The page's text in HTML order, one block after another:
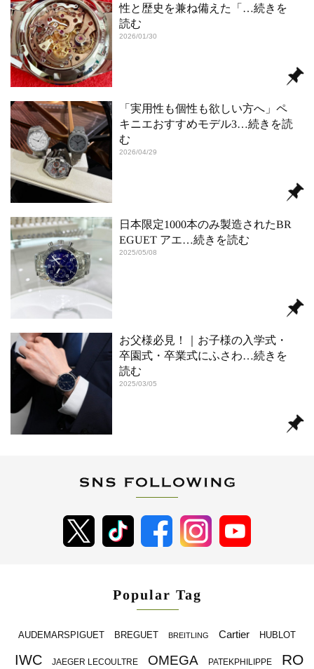
性と歴史を兼ね備えた「 …続きを
読む
2026/01/30
「実用性も個性も欲しい方へ」ペ
キニエおすすめモデル3…続きを読
む
2026/04/29
日本限定1000本のみ製造されたBR
EGUET アエ…続きを読む
2025/05/08
お父様必見！｜お子様の入学式・
卒園式・卒業式にふさわ…続きを
読む
2025/03/05
Popular Tag
AUDEMARSPIGUET BREGUET BREITLING Cartier HUBLOT
IWC JAEGER LECOULTRE OMEGA PATEKPHILIPPE
RO